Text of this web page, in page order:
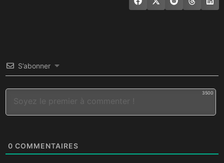
S’abonner
3500
0 COMMENTAIRES